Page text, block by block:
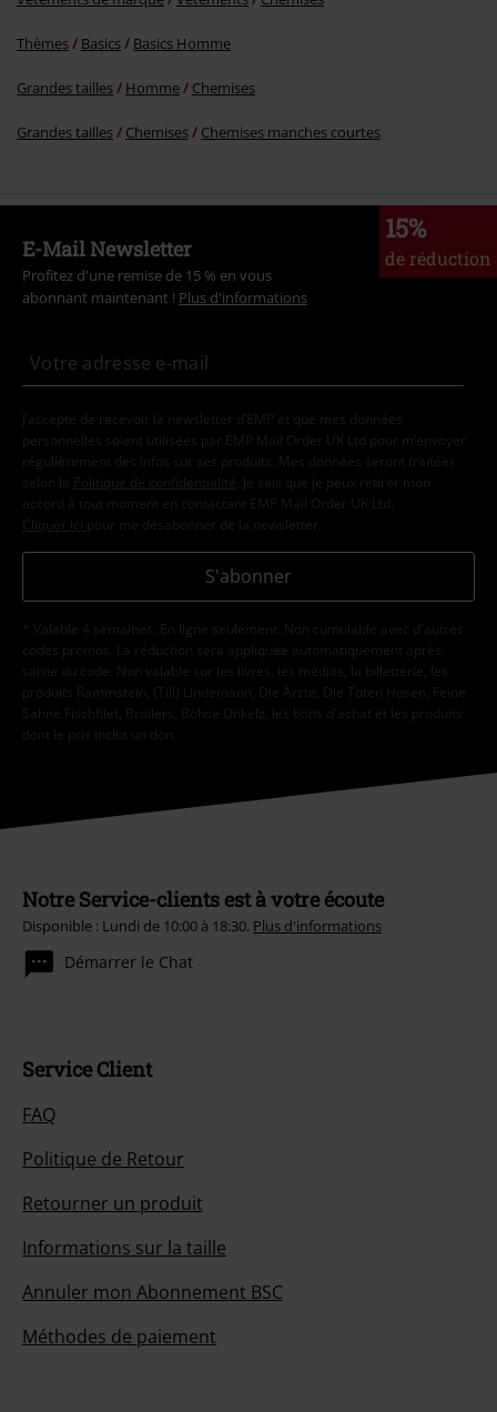
Thèmes Basics Basics Homme
Grandes tailles Homme Chemises
Grandes tailles Chemises Chemises manches courtes
15%
de réduction
E-Mail Newsletter
Profitez d'une remise de 15 % en vous
abonnant maintenant ! Plus d'informations
J’accepte de recevoir la newsletter d’EMP et que mes données
personnelles soient utilisées par EMP Mail Order UK Ltd pour m’envoyer
régulièrement des infos sur ses produits. Mes données seront traitées
selon la
Politique de confidentialité . Je sais que je peux retirer mon
accord à tout moment en contactant EMP Mail Order UK Ltd.
Cliquer ici pour me désabonner de la newsletter.
S'abonner
* Valable 4 semaines. En ligne seulement. Non cumulable avec d'autres
codes promos. La réduction sera appliquée automatiquement après
saisie du code. Non valable sur les livres, les médias, la billetterie, les
produits Rammstein, (Till) Lindemann, Die Ärzte, Die Toten Hosen, Feine
Sahne Fischfilet, Broilers, Böhse Onkelz, les bons d'achat et les produits
dont le prix inclut un don.
Notre Service-clients est à votre écoute
Disponible : Lundi de 10:00 à 18:30. Plus d'informations
Démarrer le Chat
Service Client
FAQ
Politique de Retour
Retourner un produit
Informations sur la taille
Annuler mon Abonnement BSC
Méthodes de paiement